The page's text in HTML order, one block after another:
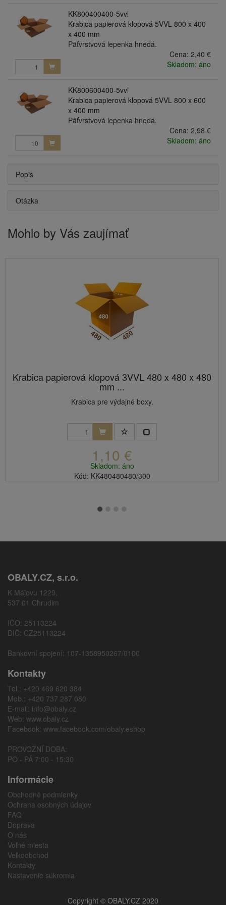
KK800400400-5vvl
Krabica papierová klopová 5VVL 800 x 400
x 400 mm
Päťvrstvová lepenka hnedá.
Cena: 2,40 €
Skladom: áno
KK800600400-5vvl
Krabica papierová klopová 5VVL 800 x 600
x 400 mm
Päťvrstvová lepenka hnedá.
Cena: 2,98 €
Skladom: áno
Popis
Otázka
Mohlo by Vás zaujímať
Krabica papierová klopová 3VVL 480 x 480 x 480
mm ...
Krabica pre výdajné boxy.
1,10 €
Skladom: áno
Kód: KK480480480/300
OBALY.CZ, s.r.o.
K Májovu 1229,
537 01 Chrudim
IČO: 25113224
DIČ: CZ25113224
Bankovní spojení: 107-1358950267/0100
Kontakty
Tel.: +420 469 620 384
Mob.: +420 737 287 080
E-mail: info@obaly.cz
Web: www.obaly.cz
Facebook: www.facebook.com/obaly.eshop
PROVOZNÍ DOBA:
PO - PÁ 7:00 - 15:30
Informácie
Obchodné podmienky
Ochrana osobných údajov
FAQ
Doprava
O nás
Voľné miesta
Veľkoobchod
Kontakty
Nastavenie súkromia
Copyright © OBALY.CZ 2020